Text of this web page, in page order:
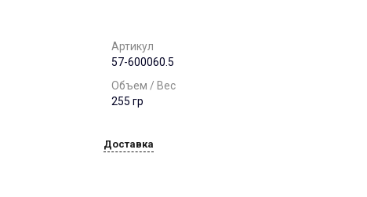
г. Краснодар, ул.
Красных Партизан, д.
Пн-Пт: 8:00-17:00 Cб-Вс:
Выходной
Артикул
57-600060.5
Объем / Вес
255 гр
Доставка